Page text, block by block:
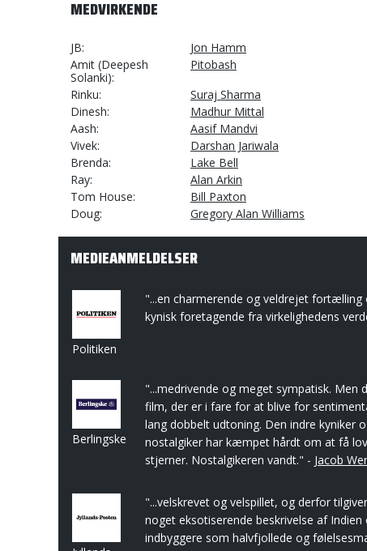
MEDVIRKENDE
JB
Jon Hamm
Amit (Deepesh
Solanki)
Pitobash
Rinku
Suraj Sharma
Dinesh
Madhur Mittal
Aash
Aasif Mandvi
Vivek
Darshan Jariwala
Brenda
Lake Bell
Ray
Alan Arkin
Tom House
Bill Paxton
Doug
Gregory Alan Williams
MEDIEANMELDELSER
Politiken
"...en charmerende og veldrejet fortælling
kynisk foretagende fra virkelighedens
Berlingske
"...medrivende og meget sympatisk. Men
film, der er i fare for at blive for
lang dobbelt udtoning. Den indre kyniker
nostalgiker har kæmpet hårdt om at få
stjerner. Nostalgikeren vandt." - Jacob
"...velskrevet og velspillet, og derfor
noget eksotiserende beskrivelse af Indien
indbyggere som halvfjollede og